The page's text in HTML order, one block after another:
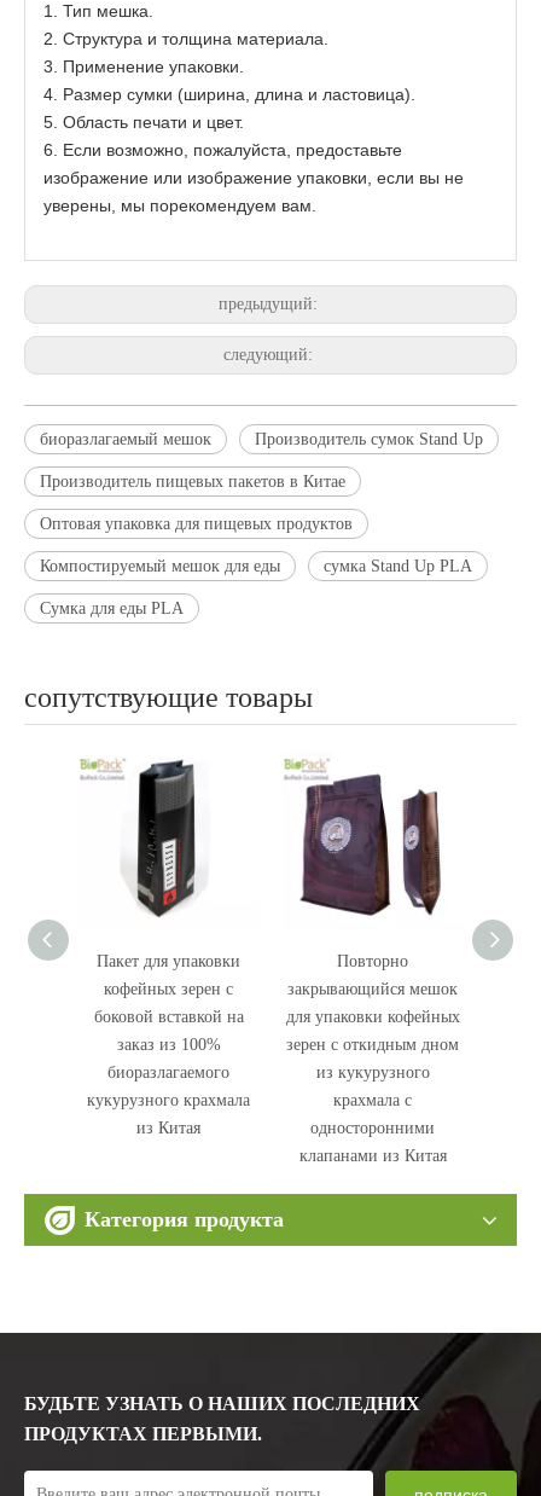
1. Тип мешка.
2. Структура и толщина материала.
3. Применение упаковки.
4. Размер сумки (ширина, длина и ластовица).
5. Область печати и цвет.
6. Если возможно, пожалуйста, предоставьте
изображение или изображение упаковки, если вы не
уверены, мы порекомендуем вам.
предыдущий:
следующий:
биоразлагаемый мешок Производитель сумок Stand Up
Производитель пищевых пакетов в Китае
Оптовая упаковка для пищевых продуктов
Компостируемый мешок для еды сумка Stand Up PLA
Сумка для еды PLA
сопутствующие товары
Повторно
закрывающийся мешок
для упаковки кофейных
зерен с откидным дном
из кукурузного
крахмала с
односторонними
Мешок для кофе с
матовой печатью с
клапаном дегазации из
крафт-бумаги и
ламината из Китая
Категория продукта
БУДЬТЕ УЗНАТЬ О НАШИХ ПОСЛЕДНИХ
ПРОДУКТАХ ПЕРВЫМИ.